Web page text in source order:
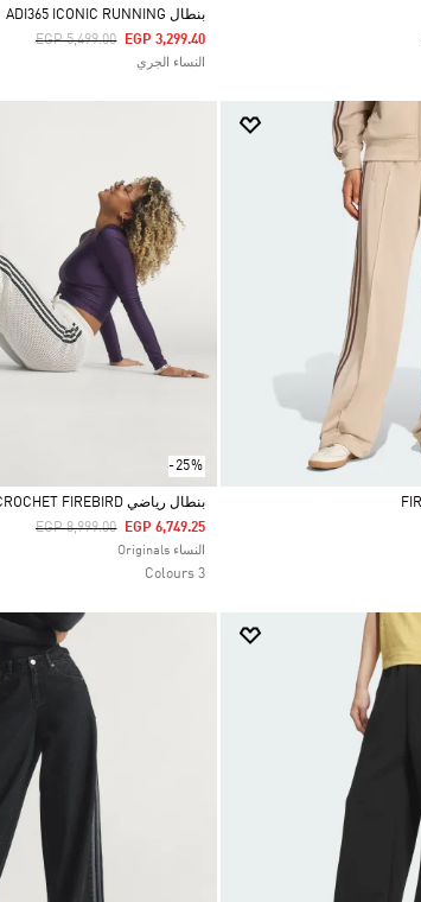
بنطال ADI365 ICONIC RUNNING
Price Reduced From
EGP 5,499.00ToEGP 3,299.40
النساء الجري
-25%
Selected
بنطال رياضي KNITTED CROCHET FIREBIRD
Price Reduced From
EGP 8,999.00ToEGP 6,749.25
النساء Originals
3 Colours